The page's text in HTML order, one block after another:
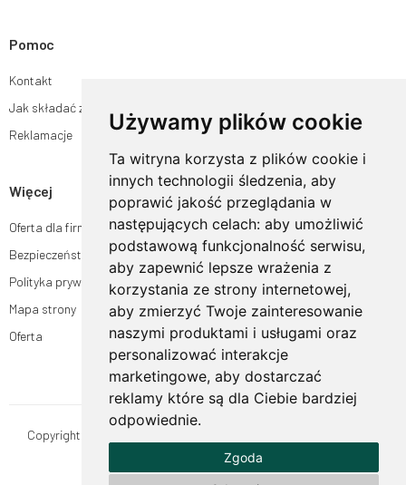
Używamy plików cookie
Ta witryna korzysta z plików cookie i
innych technologii śledzenia, aby
poprawić jakość przeglądania w
następujących celach: aby umożliwić
podstawową funkcjonalność serwisu,
aby zapewnić lepsze wrażenia z
korzystania ze strony internetowej,
aby zmierzyć Twoje zainteresowanie
naszymi produktami i usługami oraz
personalizować interakcje
marketingowe, aby dostarczać
reklamy które są dla Ciebie bardziej
odpowiednie.
Zgoda
Pomoc
Kontakt
Jak składać zamówienia w sklepie ogrodyhildegardy.pl?
Reklamacje
Więcej
Oferta dla firm
Bezpieczeństwo płatności
Polityka prywatności
Mapa strony
Oferta
Copyright © OgrodyHildegardy.pl. Wszystkie prawa zastrzeżone.
MOUTON interactive